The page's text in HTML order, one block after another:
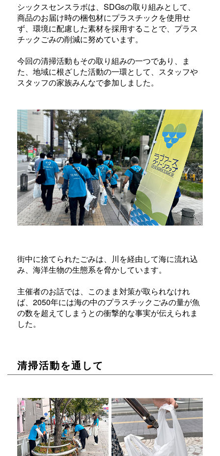
シックスセンスラボは、SDGsの取り組みとして、
商品のお届け時の梱包材にプラスチックを使用せ
ず、環境に配慮した素材を採用することで、プラス
チックごみの削減に努めています。
今回の清掃活動もその取り組みの一つであり、ま
た、地域に根ざした活動の一環として、スタッフや
スタッフの家族みんなで参加しました。
街中に捨てられたごみは、川を経由して海に流れ込
み、海洋生物の生態系を脅かしています。
主催者のお話では、このまま対策が取られなけれ
ば、2050年には海の中のプラスチックごみの量が魚
の数を超えてしまうとの衝撃的な事実が伝えられま
した。
清掃活動を通して